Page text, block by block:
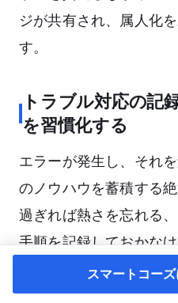
ジが共有され、属人化
す。
トラブル対応の記
を習慣化する
エラーが発生し、それ
のノウハウを蓄積する
過ぎれば熱さを忘れる
手順を記録しておかな
ラーが起きたときに再
ことになります。
スマートコー